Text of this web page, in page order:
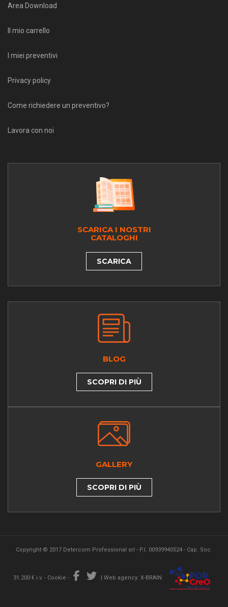
Area Download
Il mio carrello
I miei preventivi
Privacy policy
Come richiedere un preventivo?
Lavora con noi
SCARICA I NOSTRI
CATALOGHI
SCARICA
BLOG
SCOPRI DI PIÙ
GALLERY
SCOPRI DI PIÙ
Copyright © 2017 Detercom Professional srl - P.I. 00939940524 - Cap. Soc.
31.200 € i.v. - Cookie - | Web agency: X-BRAIN